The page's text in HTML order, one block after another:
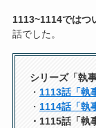
1113~1114ではつ
話でした。
シリーズ「執
・ 1113話「執
・ 1114話「執
・1115話「執